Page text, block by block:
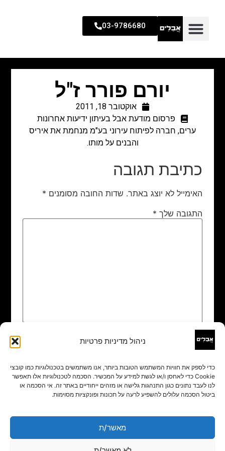
ניהול מדיניות פרטיות
כדי לספק את חוויות המשתמש הטובות ביותר, אנו משתמשים בטכנולוגיות כמו קובצי
Cookie כדי לאחסן ו/או לגשת למידע על המכשיר. הסכמה לטכנולוגיות אלו תאפשר
לנו לעבד נתונים כגון התנהגות גלישה או מזהים ייחודיים באתר זה. אי הסכמה או
ביטול הסכמה עלולים להשפיע לרעה על תכונות ופונקציות מסוימות.
מאשר/ת
03-9786680
יורם פורר ז"ל
אוקטובר 18, 2011
פרסום מודעת אבל בעיתון ידיעות אחרונות
ערים, חברה לפיתוח עירוני בע"מ מנחמת את איריס
והבנים על מותו.
כתיבת תגובה
האימייל לא יוצג באתר. שדות החובה מסומנים *
התגובה שלך *
שם
אימייל*